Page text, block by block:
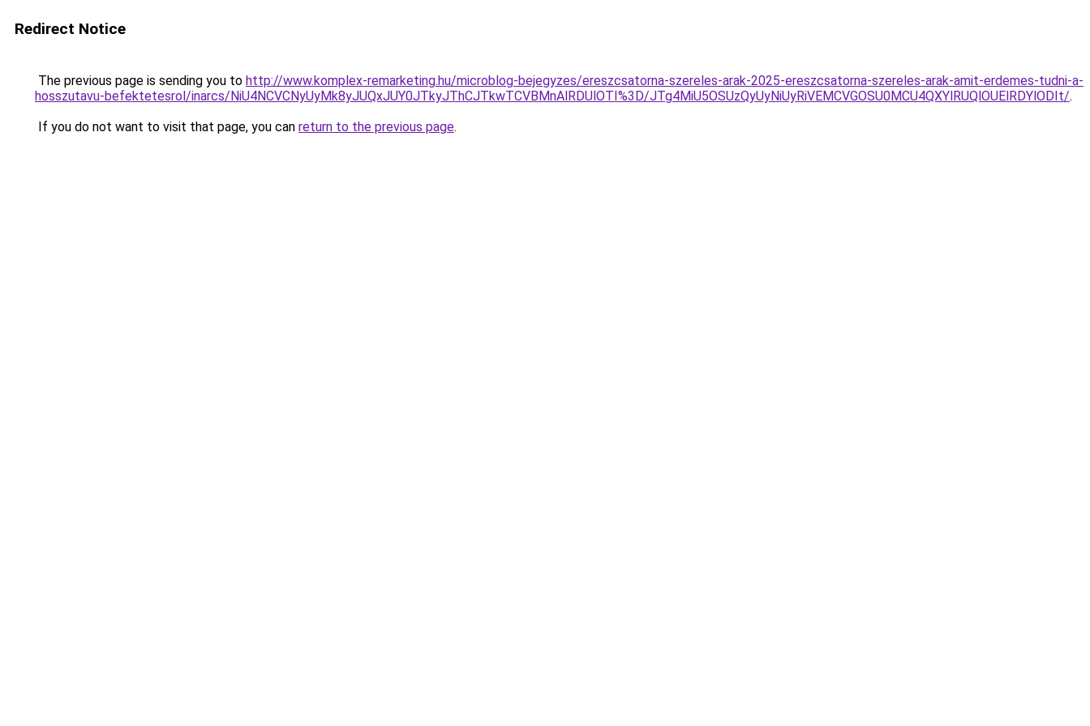
Redirect Notice
The previous page is sending you to http://www.komplex-remarketing.hu/microblog-bejegyzes/ereszcsatorna-szereles-arak-2025-ereszcsatorna-szereles-arak-amit-erdemes-tudni-a-
hosszutavu-befektetesrol/inarcs/NiU4NCVCNyUyMk8yJUQxJUY0JTkyJThCJTkwTCVBMnAlRDUlOTI%3D/JTg4MiU5OSUzQyUyNiUyRiVEMCVGOSU0MCU4QXYlRUQlOUElRDYlODIt/.
If you do not want to visit that page, you can return to the previous page.